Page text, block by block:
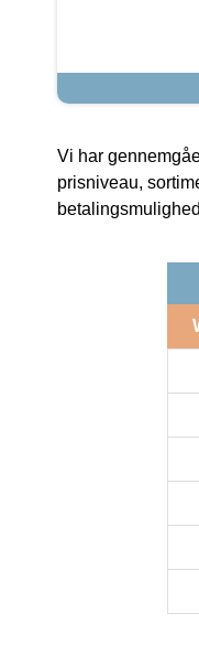
Vi har
prisniveau,